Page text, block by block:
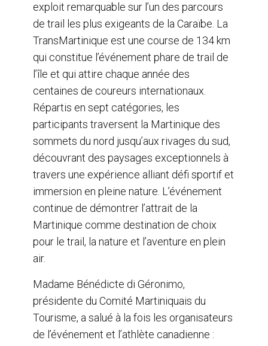
exploit remarquable sur l’un des parcours
de trail les plus exigeants de la Caraïbe. La
TransMartinique est une course de 134 km
qui constitue l’événement phare de trail de
l’île et qui attire chaque année des
centaines de coureurs internationaux.
Répartis en sept catégories, les
participants traversent la Martinique des
sommets du nord jusqu’aux rivages du sud,
découvrant des paysages exceptionnels à
travers une expérience alliant défi sportif et
immersion en pleine nature. L’événement
continue de démontrer l’attrait de la
Martinique comme destination de choix
pour le trail, la nature et l’aventure en plein
air.
Madame Bénédicte di Géronimo,
présidente du Comité Martiniquais du
Tourisme, a salué à la fois les organisateurs
de l’événement et l’athlète canadienne :